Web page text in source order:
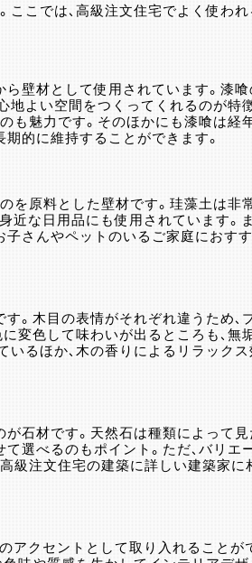
こでは、高級注文住宅でよく使わ
壁材として使用されています。漆
地よい空間をつくってくれるのが特徴
も魅力です。そのほかにも漆喰は経
的に維持することができます。
を原料とした壁材です。珪藻土は非
近な日用品にも使用されています。
さんやペットのいるご家庭におす
。木目の表情がそれぞれ違うため、
変色して味わいが出るところも、無
るほか、木の香りによるリラック
石材です。天然石は種類によって
選べるのもポイント。ただ、バリエ
級注文住宅の建築に詳しい建築家に
アクセントとして取り入れることが